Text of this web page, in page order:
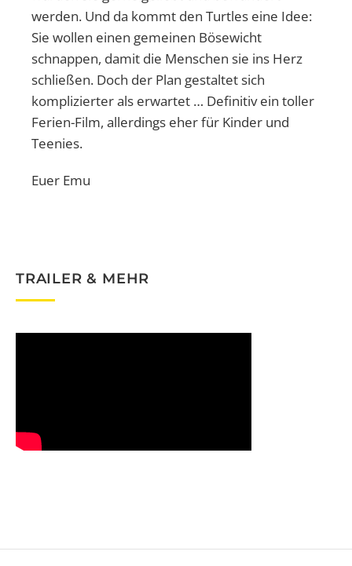
werden. Und da kommt den Turtles eine Idee:
Sie wollen einen gemeinen Bösewicht
schnappen, damit die Menschen sie ins Herz
schließen. Doch der Plan gestaltet sich
komplizierter als erwartet … Definitiv ein toller
Ferien-Film, allerdings eher für Kinder und
Teenies.
Euer Emu
TRAILER & MEHR